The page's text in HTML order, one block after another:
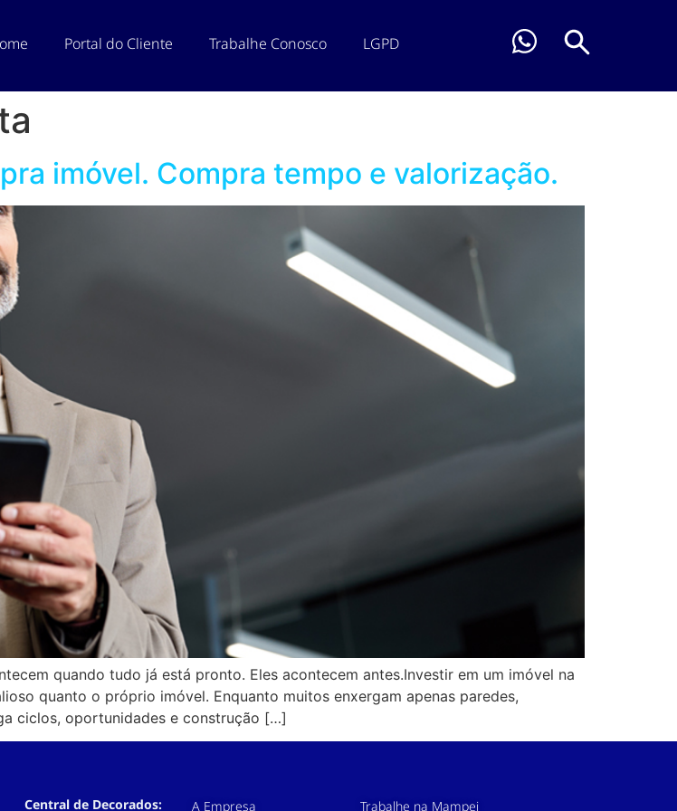
Portal do Cliente Trabalhe Conosco LGPD
imóvel. Compra tempo e valorização.
quando tudo já está pronto. Eles acontecem antes.Investir em um imóvel na
quanto o próprio imóvel. Enquanto muitos enxergam apenas paredes,
ciclos, oportunidades e construção […]
Central de Decorados: A Empresa Trabalhe na Mampei